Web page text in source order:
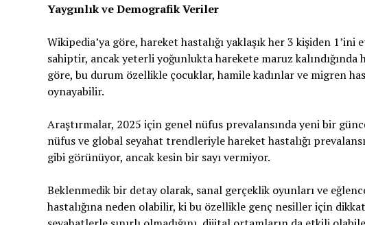
Yaygınlık ve Demografik Veriler
Wikipedia’ya göre, hareket hastalığı yaklaşık her 3 kişiden
sahiptir, ancak yeterli yoğunlukta harekete maruz kalındığında
göre, bu durum özellikle çocuklar, hamile kadınlar ve migren
oynayabilir.
Araştırmalar, 2025 için genel nüfus prevalansında yeni bir
nüfus ve global seyahat trendleriyle hareket hastalığı
gibi görünüyor, ancak kesin bir sayı vermiyor.
Beklenmedik bir detay olarak, sanal gerçeklik oyunları ve
hastalığına neden olabilir, ki bu özellikle genç nesiller için